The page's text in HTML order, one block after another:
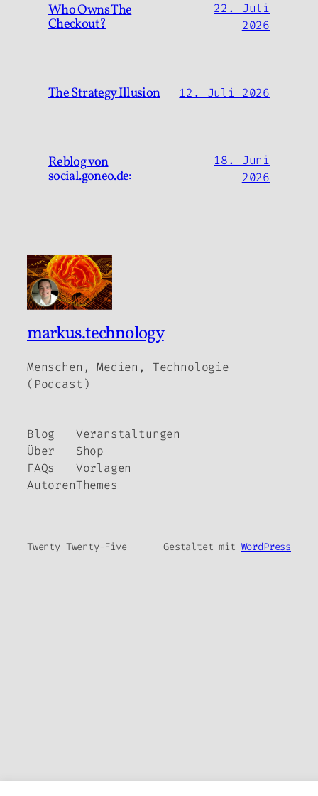
Who Owns The
Checkout?
22. Juli
2026
The Strategy Illusion 12. Juli 2026
Reblog von
social.goneo.de:
18. Juni
2026
markus.technology
Menschen, Medien, Technologie
(Podcast)
Blog
Über
FAQs
Autoren
Veranstaltungen
Shop
Vorlagen
Themes
Twenty Twenty-Five Gestaltet mit WordPress